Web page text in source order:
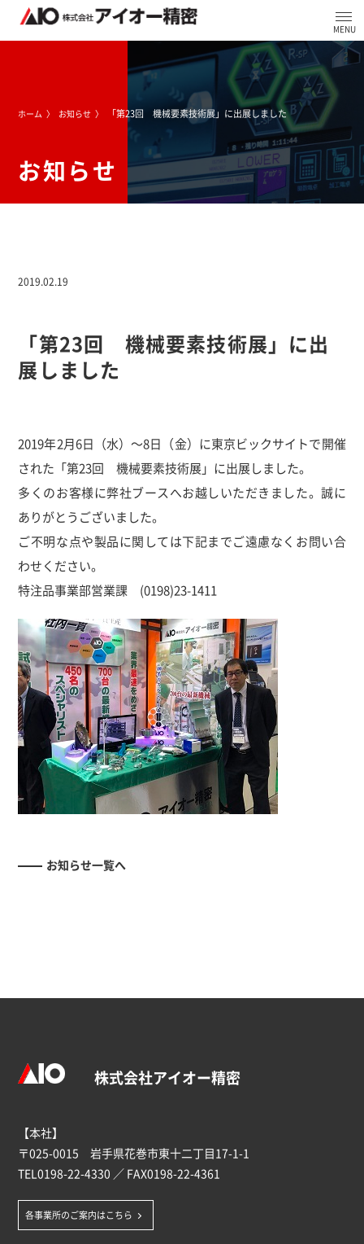
ホーム お知らせ 「第23回 機械要素技術展」に出展しました
お知らせ
2019.02.19
「第23回 機械要素技術展」に出
展しました
2019年2月6日（水）～8日（金）に東京ビックサイトで開催
された「第23回 機械要素技術展」に出展しました。
多くのお客様に弊社ブースへお越しいただきました。誠に
ありがとうございました。
ご不明な点や製品に関しては下記までご遠慮なくお問い合
わせください。
特注品事業部営業課 (0198)23-1411
お知らせ一覧へ
株式会社アイオー精密
【本社】
〒025-0015 岩手県花巻市東十二丁目17-1-1
TEL0198-22-4330 ／ FAX0198-22-4361
各事業所のご案内はこちら